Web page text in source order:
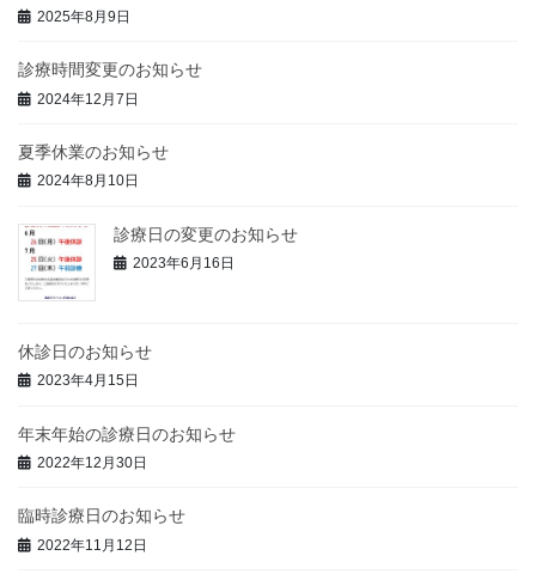
2025年8月9日
診療時間変更のお知らせ
2024年12月7日
夏季休業のお知らせ
2024年8月10日
診療日の変更のお知らせ
2023年6月16日
休診日のお知らせ
2023年4月15日
年末年始の診療日のお知らせ
2022年12月30日
臨時診療日のお知らせ
2022年11月12日